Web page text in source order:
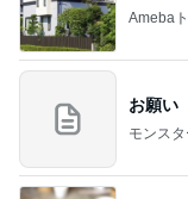
Ameba
お願い
モンス